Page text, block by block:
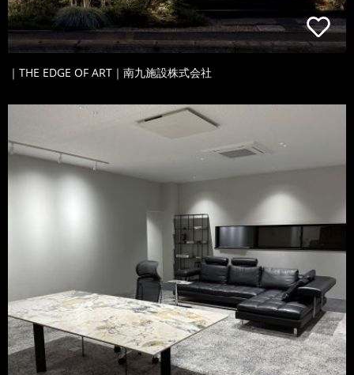
｜THE EDGE OF ART｜南九施設株式会社